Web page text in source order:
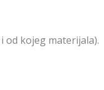
od kojeg materijala).